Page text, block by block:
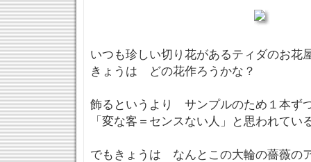
いつも珍しい切り花があるティダのお花
きょうは どの花作ろうかな？
飾るというより サンプルのため１本ず
「変な客＝センスない人」と思われてい
でもきょうは なんとこの大輪の薔薇の